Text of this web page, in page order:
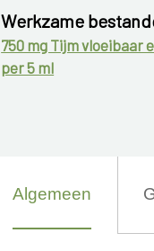
Werkzame
750 mg Tijm vloeibaar
per 5 ml
Algemeen